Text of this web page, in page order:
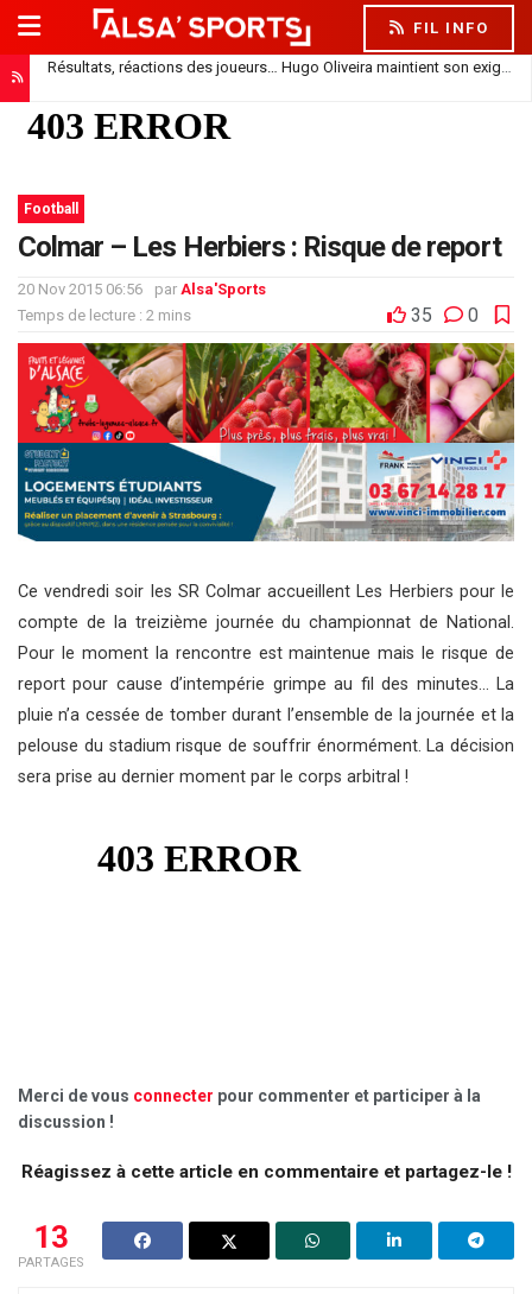
FIL INFO
Résultats, réactions des joueurs… Hugo Oliveira maintient son exigence
Football
Colmar – Les Herbiers : Risque de report
20 Nov 2015 06:56 par Alsa'Sports
Temps de lecture : 2 mins
35 0
Ce vendredi soir les SR Colmar accueillent Les Herbiers pour le
compte de la treizième journée du championnat de National.
Pour le moment la rencontre est maintenue mais le risque de
report pour cause d’intempérie grimpe au fil des minutes… La
pluie n’a cessée de tomber durant l’ensemble de la journée et la
pelouse du stadium risque de souffrir énormément. La décision
sera prise au dernier moment par le corps arbitral !
Merci de vous connecter pour commenter et participer à la
discussion !
Réagissez à cette article en commentaire et partagez-le !
13
PARTAGES